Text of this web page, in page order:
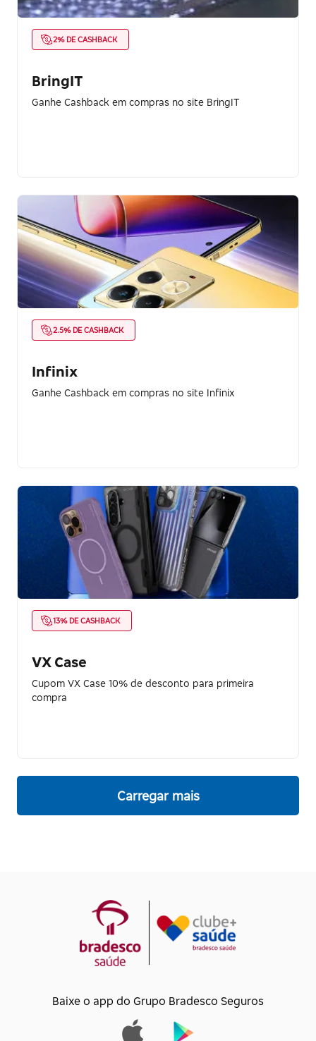
2% DE CASHBACK
BringIT
Ganhe Cashback em compras no site BringIT
2.5% DE CASHBACK
Infinix
Ganhe Cashback em compras no site Infinix
13% DE CASHBACK
VX Case
Cupom VX Case 10% de desconto para primeira
compra
Carregar mais
Baixe o app do Grupo Bradesco Seguros